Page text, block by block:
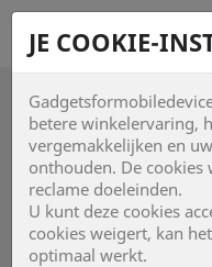

JE COOKIE-
betere winkelervaring,
vergemakkelijken en
onthouden. De
reclame doeleinden.
U kunt deze cookies
cookies weigert, kan
optimaal werkt.